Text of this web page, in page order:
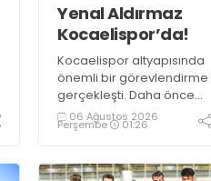
Yenal Aldırmaz
Kocaelispor’da!
Kocaelispor altyapısında
önemli bir görevlendirme
gerçekleşti. Daha önce
Belediye Derincespor'da
kulüp müdürü olarak
Aldırmaz, yeşil siyahlı
06 Ağustos 2026
Perşembe 01:26